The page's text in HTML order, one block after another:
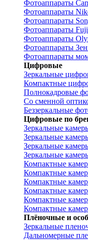
Фотоаппараты
Фотоаппараты
Фотоаппараты
Фотоаппараты
Фотоаппараты
Фотоаппараты
Фотоаппараты
Цифровые
Зеркальные
Компактные
Полнокадровые
Со сменной
Беззеркальные
Цифровые по
Зеркальные
Зеркальные
Зеркальные
Зеркальные
Компактные
Компактные
Компактные
Компактные
Компактные
Компактные
Плёночные и
Зеркальные
Дальномерные